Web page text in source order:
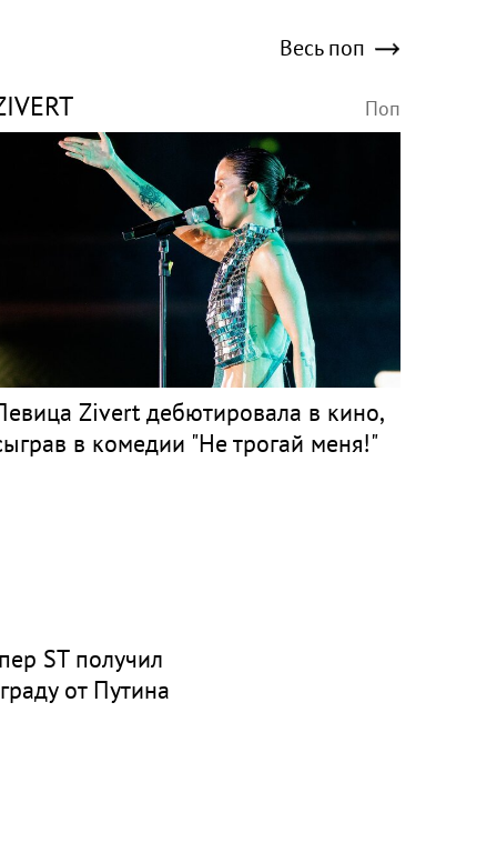
Весь поп
Поп
Zivert дебютировала в кино,
в комедии "Не трогай меня!"
ST получил
от Путина